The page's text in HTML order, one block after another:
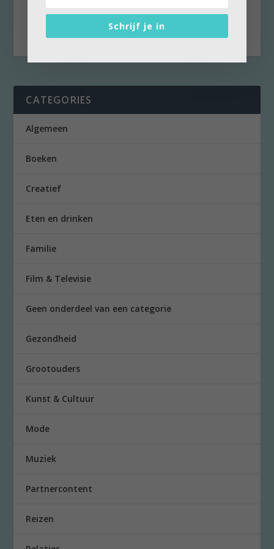
CATEGORIES
Algemeen
Boeken
Creatief
Eten en drinken
Familie
Film & Televisie
Geen onderdeel van een categorie
Gezondheid
Grootouders
Kunst & Cultuur
Mode
Muziek
Partnercontent
Reizen
Schrijf je in